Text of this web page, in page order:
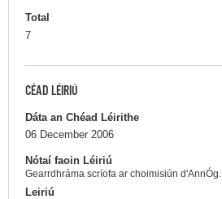
Total
7
CÉAD LÉIRIÚ
Dáta an Chéad Léirithe
06 December 2006
Nótaí faoin Léiriú
Gearrdhráma scríofa ar choimisiún d'AnnÓg.
Leiriú